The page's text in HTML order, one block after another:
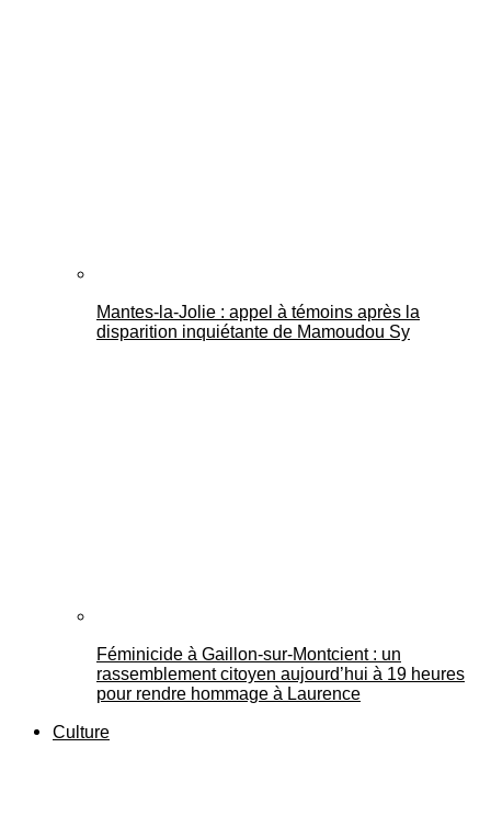
Mantes-la-Jolie : appel à témoins après la
disparition inquiétante de Mamoudou Sy
Féminicide à Gaillon‑sur‑Montcient : un
rassemblement citoyen aujourd’hui à 19 heures
pour rendre hommage à Laurence
Culture